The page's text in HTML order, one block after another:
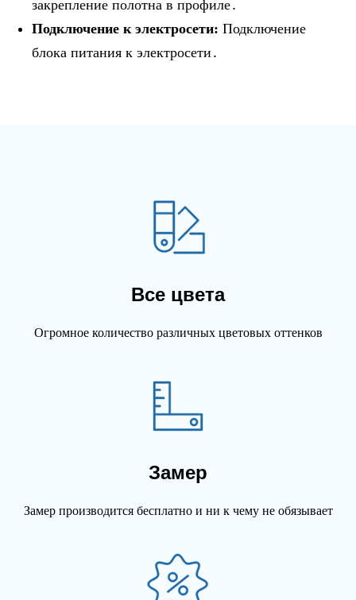
закрепление полотна в профиле․
Подключение к электросети: Подключение
блока питания к электросети․
Все цвета
Огромное количество различных цветовых оттенков
Замер
Замер производится бесплатно и ни к чему не обязывает